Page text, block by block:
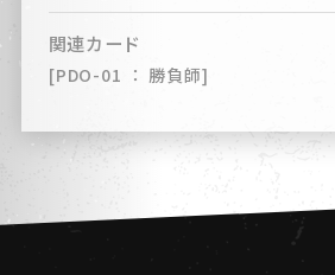
関連カード
[PDO-01 ： 勝負師]